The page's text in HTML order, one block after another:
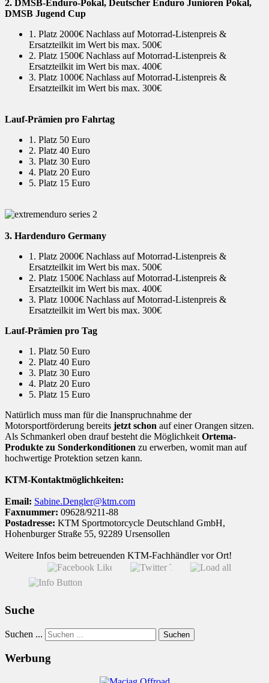
2. DMSB-Enduro-Pokal, Deutscher Enduro Junioren Pokal,
DMSB Jugend Cup
1. Platz 2000€ Nachlass auf Motorrad-Listenpreis &
Ersatzteilkit im Wert bis max. 500€
2. Platz 1500€ Nachlass auf Motorrad-Listenpreis &
Ersatzteilkit im Wert bis max. 400€
3. Platz 1000€ Nachlass auf Motorrad-Listenpreis &
Ersatzteilkit im Wert bis max. 300€
Lauf-Prämien pro Fahrtag
1. Platz 50 Euro
2. Platz 40 Euro
3. Platz 30 Euro
4. Platz 20 Euro
5. Platz 15 Euro
3. Hardenduro Germany
1. Platz 2000€ Nachlass auf Motorrad-Listenpreis &
Ersatzteilkit im Wert bis max. 500€
2. Platz 1500€ Nachlass auf Motorrad-Listenpreis &
Ersatzteilkit im Wert bis max. 400€
3. Platz 1000€ Nachlass auf Motorrad-Listenpreis &
Ersatzteilkit im Wert bis max. 300€
Lauf-Prämien pro Tag
1. Platz 50 Euro
2. Platz 40 Euro
3. Platz 30 Euro
4. Platz 20 Euro
5. Platz 15 Euro
Natürlich muss man für die Inanspruchnahme der
Motorsportförderung bereits jetzt schon auf einer Orangen sitzen.
Als Schmankerl oben drauf besteht die Möglichkeit Ortema-
Produkte zu Sonderkonditionen zu erwerben, womit man auf
hochwertige Protektion setzen kann.
KTM-Kontaktmöglichkeiten:
Email: Sabine.Dengler@ktm.com
Faxnummer: 09628/9211-88
Postadresse: KTM Sportmotorcycle Deutschland GmbH,
Hohenburger Straße 55, 92289 Ursensollen
Weitere Infos beim betreuenden KTM-Fachhändler vor Ort!
Suche
Suchen ... Suchen
Werbung